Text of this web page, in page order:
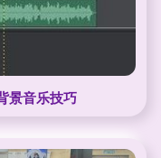
景音乐技巧